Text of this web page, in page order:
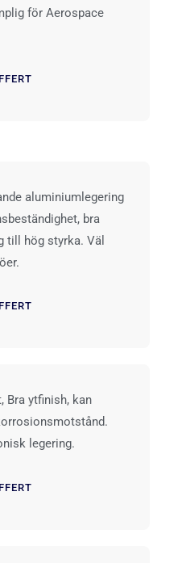
för Aerospace
aluminiumlegering
bra
till hög styrka. Väl
Bra ytfinish, kan
legering.